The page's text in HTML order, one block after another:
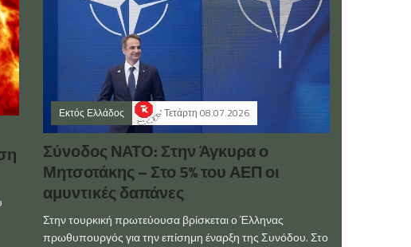
Εκτός Ελλάδος Τετάρτη 08.07.2026
Σύνοδος ΝΑΤΟ: Στην Άγκυρα ο
Μητσοτάκης – Στο 5% του ΑΕΠ οι
αμυντικές δαπάνες
Στην τουρκική πρωτεύουσα βρίσκεται ο Έλληνας
πρωθυπουργός για την επίσημη έναρξη της Συνόδου. Στο